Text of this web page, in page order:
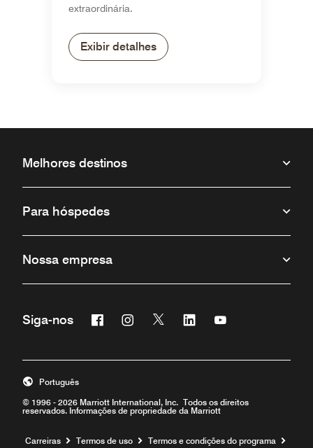
extraordinária.
Exibir detalhes
Melhores destinos
Para hóspedes
Nossa empresa
Siga-nos FacebookInstagram
Twitter Linkedin
© 1996 - 2026 Marriott International, Inc. Todos os direitos
reservados. Informações de propriedade da Marriott
Português
Carreiras Termos de uso Termos e condições do programa